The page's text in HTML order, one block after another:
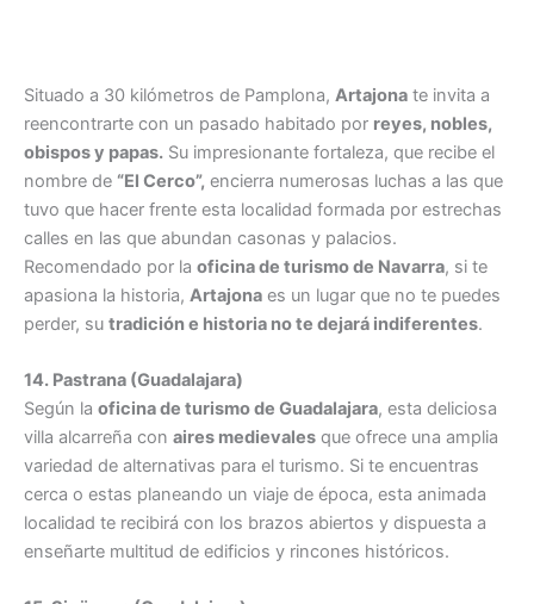
Situado a 30 kilómetros de Pamplona, Artajona te invita a
reencontrarte con un pasado habitado por reyes, nobles,
obispos y papas. Su impresionante fortaleza, que recibe el
nombre de “El Cerco”, encierra numerosas luchas a las que
tuvo que hacer frente esta localidad formada por estrechas
calles en las que abundan casonas y palacios.
Recomendado por la oficina de turismo de Navarra, si te
apasiona la historia, Artajona es un lugar que no te puedes
perder, su tradición e historia no te dejará indiferentes.
14. Pastrana (Guadalajara)
Según la oficina de turismo de Guadalajara, esta deliciosa
villa alcarreña con aires medievales que ofrece una amplia
variedad de alternativas para el turismo. Si te encuentras
cerca o estas planeando un viaje de época, esta animada
localidad te recibirá con los brazos abiertos y dispuesta a
enseñarte multitud de edificios y rincones históricos.